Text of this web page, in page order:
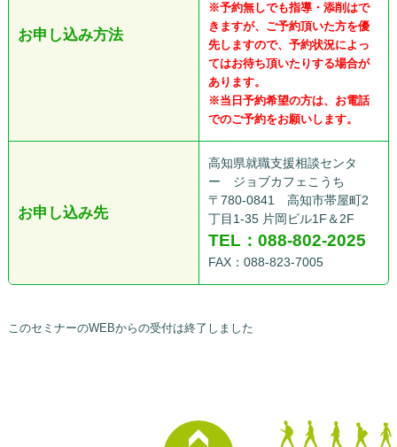
お申し込み方法
※予約無しでも指導・添削はで
きますが、ご予約頂いた方を優
先しますので、予約状況によっ
てはお待ち頂いたりする場合が
あります。
※当日予約希望の方は、お電話
でのご予約をお願いします。
お申し込み先
高知県就職支援相談センタ
ー ジョブカフェこうち
〒780-0841 高知市帯屋町2
丁目1-35 片岡ビル1F＆2F
TEL：088-802-2025
FAX：088-823-7005
このセミナーのWEBからの受付は終了しました